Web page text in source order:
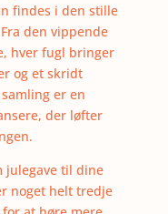
findes i den stille
den vippende
hver fugl bringer
og et skridt
er en
der løfter
julegave til dine
noget helt tredje